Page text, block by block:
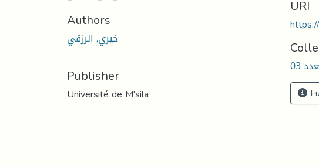
Authors
خيري, الرزقي
Publisher
Université de M'sila
URI
03